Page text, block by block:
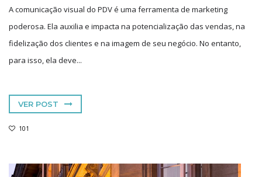
A comunicação visual do PDV é uma ferramenta de marketing
poderosa. Ela auxilia e impacta na potencialização das vendas, na
fidelização dos clientes e na imagem de seu negócio. No entanto,
para isso, ela deve...
VER POST
101